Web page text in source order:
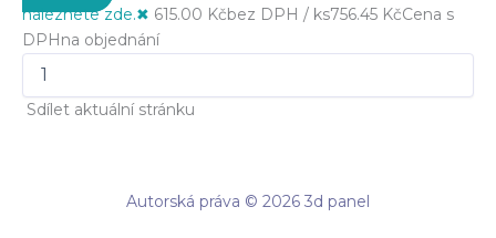
naleznete zde.✖ 615.00 Kčbez DPH / ks756.45 KčCena s
DPHna objednání
Sdílet aktuální stránku
Autorská práva © 2026 3d panel